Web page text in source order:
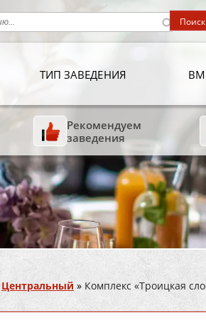
ТИП ЗАВЕДЕНИЯ
Рекомендуем
заведения
Центральный » Комплекс «Троицкая